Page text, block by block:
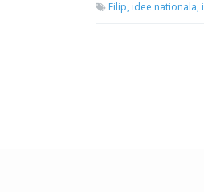
Filip, idee nationala,